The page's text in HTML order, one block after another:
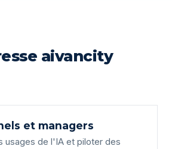
aivancity
et managers
usages de l'IA et piloter des